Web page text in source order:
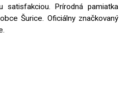
satisfakciou. Prírodná pamiatka
Šurice. Oficiálny značkovaný